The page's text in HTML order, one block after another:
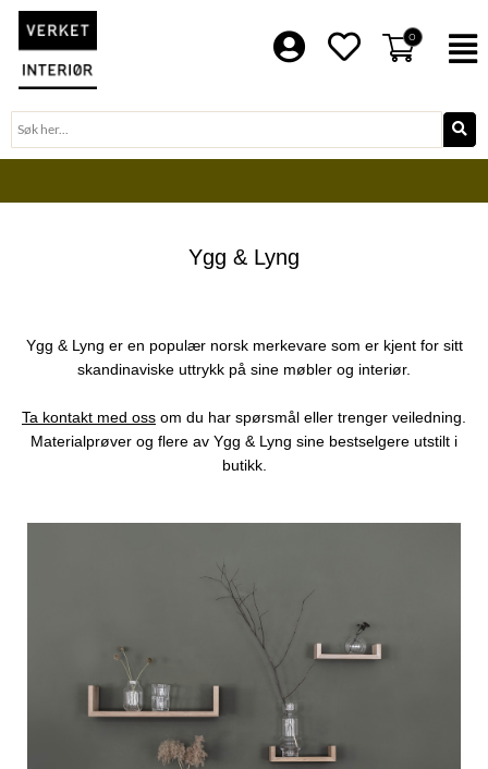
Hopp
innholdet
Søk
0
BLI EN DEL AV VERKET FAMILIEYgg & Lyng
Ygg & Lyng er en populær norsk merkevare som er kjent for sitt
skandinaviske uttrykk på sine møbler og interiør.
Ta kontakt med oss om du har spørsmål eller trenger veiledning.
Materialprøver og flere av Ygg & Lyng sine bestselgere utstilt i
butikk.